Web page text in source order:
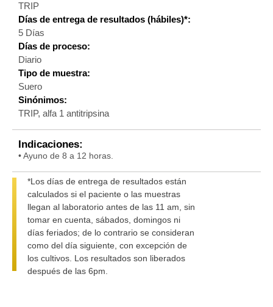
TRIP
Días de entrega de resultados (hábiles)*:
5 Días
Días de proceso:
Diario
Tipo de muestra:
Suero
Sinónimos:
TRIP, alfa 1 antitripsina
Indicaciones:
• Ayuno de 8 a 12 horas.
*Los días de entrega de resultados están
calculados si el paciente o las muestras
llegan al laboratorio antes de las 11 am, sin
tomar en cuenta, sábados, domingos ni
días feriados; de lo contrario se consideran
como del día siguiente, con excepción de
los cultivos. Los resultados son liberados
después de las 6pm.